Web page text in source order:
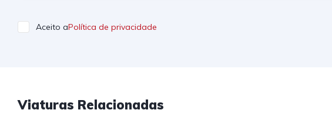
Aceito aPolítica de privacidade
Viaturas Relacionadas